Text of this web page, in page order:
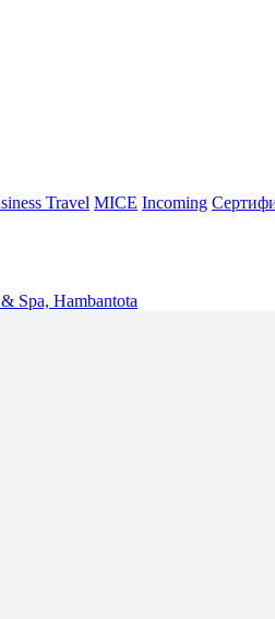
Travel MICE Incoming
Spa, Hambantota